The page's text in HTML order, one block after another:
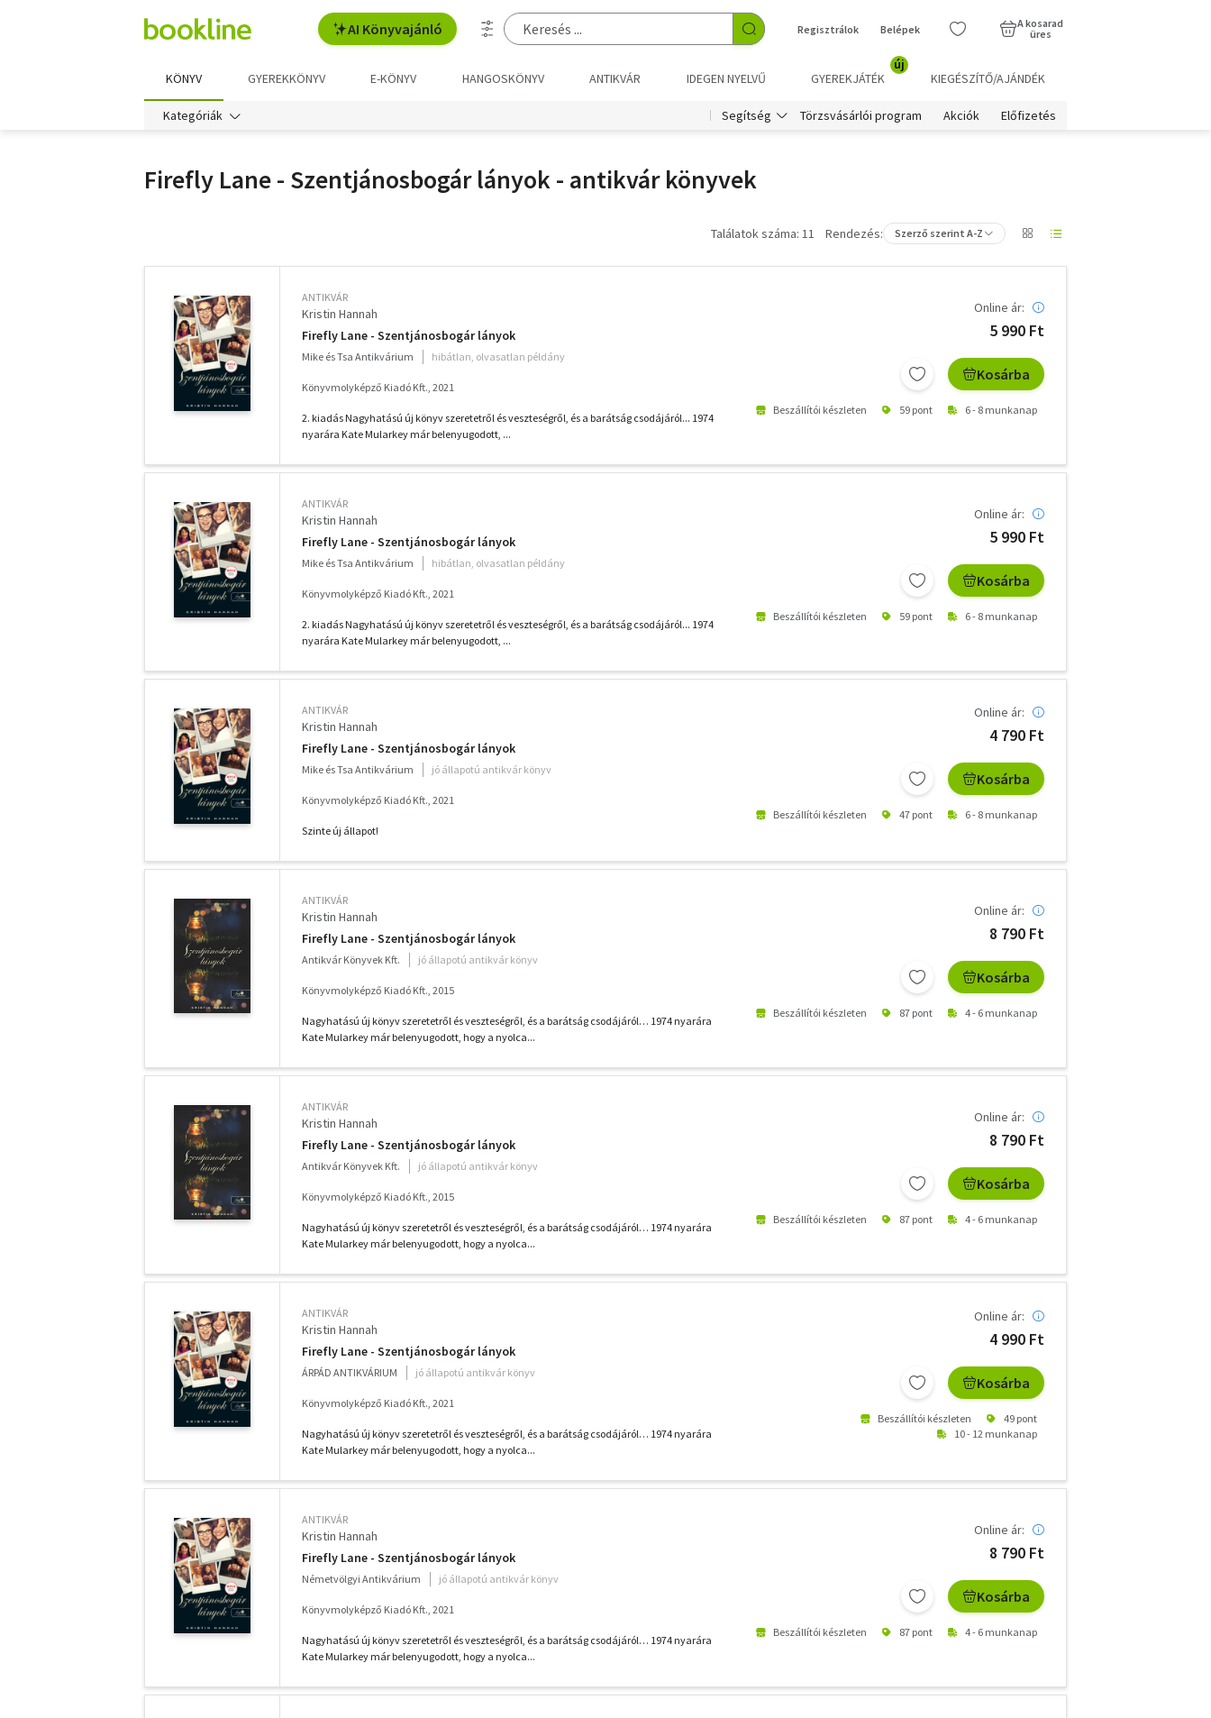
AI Könyvajánló Regisztrálok Belépek
A kosarad
üres
KÖNYV GYEREKKÖNYV E-KÖNYV HANGOSKÖNYV ANTIKVÁR IDEGEN NYELVŰ GYEREKJÁTÉK
új
KIEGÉSZÍTŐ/AJÁNDÉK
Kategóriák Segítség Törzsvásárlói program Akciók Előfizetés
Firefly Lane - Szentjánosbogár lányok - antikvár könyvek
Találatok száma: 11 Rendezés: Szerző szerint A-Z
ANTIKVÁR
Kristin Hannah
Firefly Lane - Szentjánosbogár lányok
Mike és Tsa Antikvárium hibátlan, olvasatlan példány
Könyvmolyképző Kiadó Kft., 2021
2. kiadás Nagyhatású új könyv szeretetről és veszteségről, és a barátság csodájáról... 1974
nyarára Kate Mularkey már belenyugodott, ...
Online ár:
5 990 Ft
Kosárba
Beszállítói készleten 59 pont 6 - 8 munkanap
ANTIKVÁR
Kristin Hannah
Firefly Lane - Szentjánosbogár lányok
Mike és Tsa Antikvárium hibátlan, olvasatlan példány
Könyvmolyképző Kiadó Kft., 2021
2. kiadás Nagyhatású új könyv szeretetről és veszteségről, és a barátság csodájáról... 1974
nyarára Kate Mularkey már belenyugodott, ...
Online ár:
5 990 Ft
Kosárba
Beszállítói készleten 59 pont 6 - 8 munkanap
ANTIKVÁR
Kristin Hannah
Firefly Lane - Szentjánosbogár lányok
Mike és Tsa Antikvárium jó állapotú antikvár könyv
Könyvmolyképző Kiadó Kft., 2021
Szinte új állapot!
Online ár:
4 790 Ft
Kosárba
Beszállítói készleten 47 pont 6 - 8 munkanap
ANTIKVÁR
Kristin Hannah
Firefly Lane - Szentjánosbogár lányok
Antikvár Könyvek Kft. jó állapotú antikvár könyv
Könyvmolyképző Kiadó Kft., 2015
Nagyhatású új könyv szeretetről és veszteségről, és a barátság csodájáról… 1974 nyarára
Kate Mularkey már belenyugodott, hogy a nyolca...
Online ár:
8 790 Ft
Kosárba
Beszállítói készleten 87 pont 4 - 6 munkanap
ANTIKVÁR
Kristin Hannah
Firefly Lane - Szentjánosbogár lányok
Antikvár Könyvek Kft. jó állapotú antikvár könyv
Könyvmolyképző Kiadó Kft., 2015
Nagyhatású új könyv szeretetről és veszteségről, és a barátság csodájáról… 1974 nyarára
Kate Mularkey már belenyugodott, hogy a nyolca...
Online ár:
8 790 Ft
Kosárba
Beszállítói készleten 87 pont 4 - 6 munkanap
ANTIKVÁR
Kristin Hannah
Firefly Lane - Szentjánosbogár lányok
ÁRPÁD ANTIKVÁRIUM jó állapotú antikvár könyv
Könyvmolyképző Kiadó Kft., 2021
Nagyhatású új könyv szeretetről és veszteségről, és a barátság csodájáról… 1974 nyarára
Kate Mularkey már belenyugodott, hogy a nyolca...
Online ár:
4 990 Ft
Kosárba
Beszállítói készleten
49 pont
10 - 12 munkanap
ANTIKVÁR
Kristin Hannah
Firefly Lane - Szentjánosbogár lányok
Németvölgyi Antikvárium jó állapotú antikvár könyv
Könyvmolyképző Kiadó Kft., 2021
Nagyhatású új könyv szeretetről és veszteségről, és a barátság csodájáról… 1974 nyarára
Kate Mularkey már belenyugodott, hogy a nyolca...
Online ár:
8 790 Ft
Kosárba
Beszállítói készleten 87 pont 4 - 6 munkanap